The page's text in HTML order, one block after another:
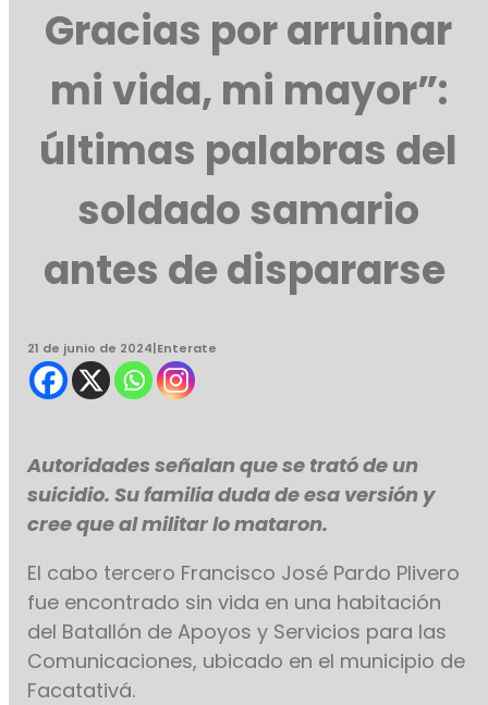
Gracias por arruinar
mi vida, mi mayor”:
últimas palabras del
soldado samario
antes de dispararse
21 de junio de 2024|Enterate
Autoridades señalan que se trató de un
suicidio. Su familia duda de esa versión y
cree que al militar lo mataron.
El cabo tercero Francisco José Pardo Plivero
fue encontrado sin vida en una habitación
del Batallón de Apoyos y Servicios para las
Comunicaciones, ubicado en el municipio de
Facatativá.